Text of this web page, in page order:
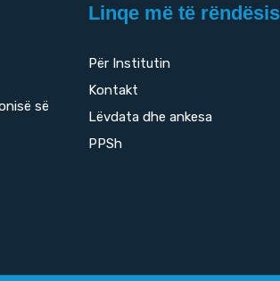
së
Linqe më të
Për Institutin
Kontakt
Lëvdata dhe ankesa
PPSh